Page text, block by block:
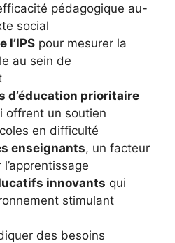
pédagogique au-
social
l’IPS pour mesurer la
au sein de
d’éducation prioritaire
offrent un soutien
en difficulté
enseignants, un facteur
innovants qui
stimulant
des besoins